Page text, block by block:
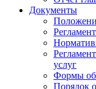
Документы
услуг
Формы
Порядок